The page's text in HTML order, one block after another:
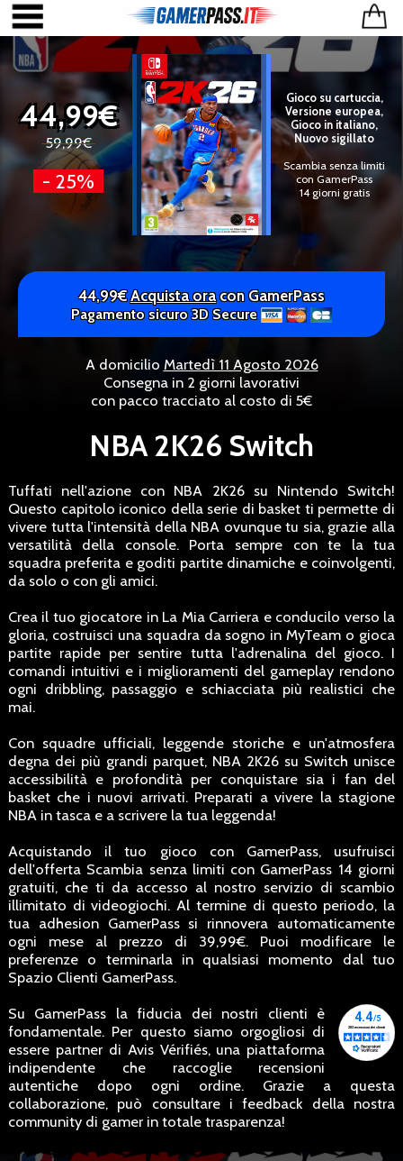
44,99€
59,99€
- 25%
Gioco su cartuccia,
Versione europea,
Gioco in italiano,
Nuovo sigillato
Scambia senza limiti
con GamerPass
14 giorni gratis
44,99€Acquista oracon GamerPass
Pagamento sicuro 3D Secure
A domicilio Martedì 11 Agosto 2026
Consegna in 2 giorni lavorativi
con pacco tracciato al costo di 5€
NBA 2K26 Switch
Tuffati nell'azione con NBA 2K26 su Nintendo Switch!
Questo capitolo iconico della serie di basket ti permette di
vivere tutta l'intensità della NBA ovunque tu sia, grazie alla
versatilità della console. Porta sempre con te la tua
squadra preferita e goditi partite dinamiche e coinvolgenti,
da solo o con gli amici.
Crea il tuo giocatore in La Mia Carriera e conducilo verso la
gloria, costruisci una squadra da sogno in MyTeam o gioca
partite rapide per sentire tutta l'adrenalina del gioco. I
comandi intuitivi e i miglioramenti del gameplay rendono
ogni dribbling, passaggio e schiacciata più realistici che
mai.
Con squadre ufficiali, leggende storiche e un'atmosfera
degna dei più grandi parquet, NBA 2K26 su Switch unisce
accessibilità e profondità per conquistare sia i fan del
basket che i nuovi arrivati. Preparati a vivere la stagione
NBA in tasca e a scrivere la tua leggenda!
Acquistando il tuo gioco con GamerPass, usufruisci
dell'offerta Scambia senza limiti con GamerPass 14 giorni
gratuiti, che ti da accesso al nostro servizio di scambio
illimitato di videogiochi. Al termine di questo periodo, la
tua adhesion GamerPass si rinnovera automaticamente
ogni mese al prezzo di 39,99€. Puoi modificare le
preferenze o terminarla in qualsiasi momento dal tuo
Spazio Clienti GamerPass.
Su GamerPass la fiducia dei nostri clienti è
fondamentale. Per questo siamo orgogliosi di
essere partner di Avis Vérifiés, una piattaforma
indipendente che raccoglie recensioni
autentiche dopo ogni ordine. Grazie a questa
collaborazione, può consultare i feedback della nostra
community di gamer in totale trasparenza!